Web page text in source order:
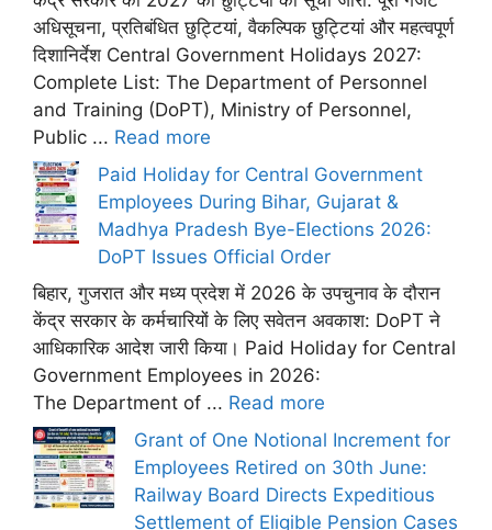
अधिसूचना, प्रतिबंधित छुट्टियां, वैकल्पिक छुट्टियां और महत्वपूर्ण
दिशानिर्देश Central Government Holidays 2027:
Complete List: The Department of Personnel
and Training (DoPT), Ministry of Personnel,
Public ... Read more
Paid Holiday for Central Government
Employees During Bihar, Gujarat &
Madhya Pradesh Bye-Elections 2026:
DoPT Issues Official Order
बिहार, गुजरात और मध्य प्रदेश में 2026 के उपचुनाव के दौरान
केंद्र सरकार के कर्मचारियों के लिए सवेतन अवकाश: DoPT ने
आधिकारिक आदेश जारी किया। Paid Holiday for Central
Government Employees in 2026:
The Department of ... Read more
Grant of One Notional Increment for
Employees Retired on 30th June:
Railway Board Directs Expeditious
Settlement of Eligible Pension Cases